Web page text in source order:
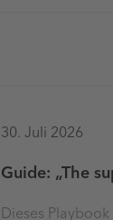
30. Juli 2026
Guide: „The
Dieses